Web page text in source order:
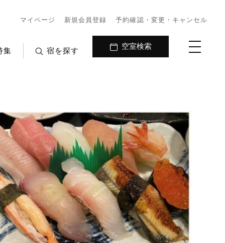
マイページ 新規会員登録 予約確認・変更・キャンセル
集 宿を探す
空室検索